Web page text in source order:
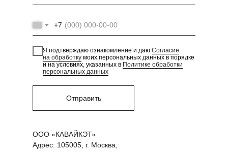
+7
Я подтверждаю ознакомление и даю Согласие
на обработку моих персональных данных в порядке
и на условиях, указанных в Политике обработки
персональных данных
Отправить
ООО «КАВАЙКЭТ»
Адрес: 105005, г. Москва,